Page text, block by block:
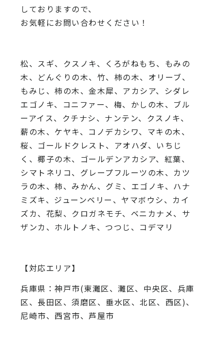
しておりますので、
お気軽にお問い合わせください！
松、スギ、クスノキ、くろがねもち、もみの
木、どんぐりの木、 竹、柿の木、オリーブ、
もみじ、柿の木、金木犀、アカシア、 シダレ
エゴノキ、コニファー、梅、かしの木、ブル
ーアイス、 クチナシ、ナンテン、クスノキ、
薪の木、ケヤキ、コノデカシワ、マキの木、
桜、 ゴールドクレスト、アオハダ、いちじ
く、椰子の木、 ゴールデンアカシア、紅葉、
シマトネリコ、 グレープフルーツの木、カツ
ラの木、柿、みかん、グミ、 エゴノキ、ハナ
ミズキ、ジューンベリー、ヤマボウシ、カイ
ズカ、 花梨、クロガネモチ、ベニカナメ、サ
ザンカ、ホルトノキ、 つつじ、コデマリ
【対応エリア】
兵庫県：神戸市(東灘区、灘区、中央区、兵庫
区、長田区、須磨区、垂水区、北区、西区)、
尼崎市、西宮市、芦屋市